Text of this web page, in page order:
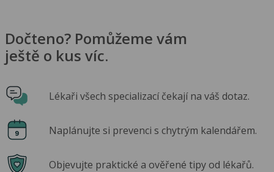
Dočteno? Pomůžeme vám
ještě o kus víc.
Lékaři všech specializací čekají na váš dotaz.
Naplánujte si prevenci s chytrým kalendářem.
Objevujte praktické a ověřené tipy od lékařů.